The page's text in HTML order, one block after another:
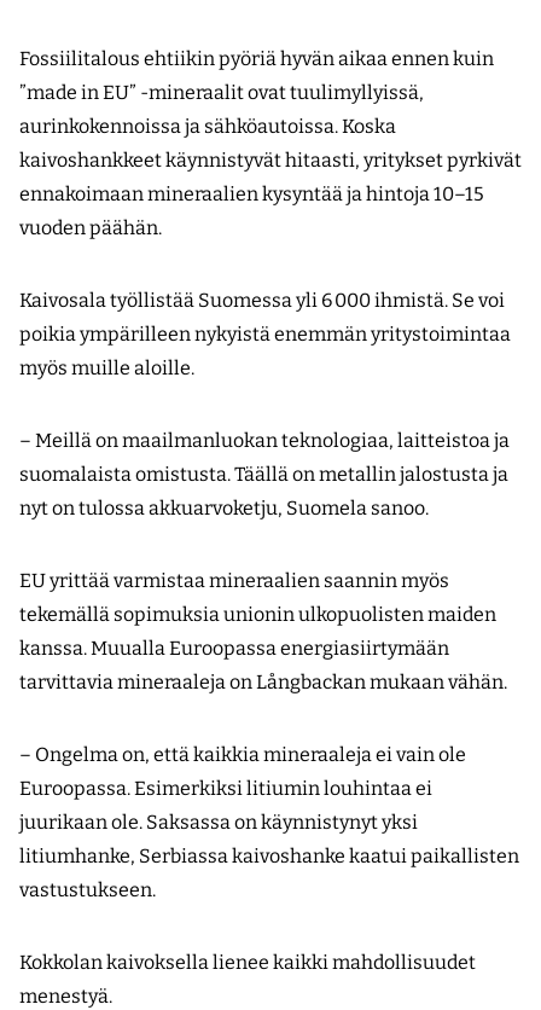
Fossiilitalous ehtiikin pyöriä hyvän aikaa ennen kuin
”made in EU” -mineraalit ovat tuulimyllyissä,
aurinkokennoissa ja sähköautoissa. Koska
kaivoshankkeet käynnistyvät hitaasti, yritykset pyrkivät
ennakoimaan mineraalien kysyntää ja hintoja 10–15
vuoden päähän.
Kaivosala työllistää Suomessa yli 6 000 ihmistä. Se voi
poikia ympärilleen nykyistä enemmän yritystoimintaa
myös muille aloille.
– Meillä on maailmanluokan teknologiaa, laitteistoa ja
suomalaista omistusta. Täällä on metallin jalostusta ja
nyt on tulossa akkuarvoketju, Suomela sanoo.
EU yrittää varmistaa mineraalien saannin myös
tekemällä sopimuksia unionin ulkopuolisten maiden
kanssa. Muualla Euroopassa energiasiirtymään
tarvittavia mineraaleja on Långbackan mukaan vähän.
– Ongelma on, että kaikkia mineraaleja ei vain ole
Euroopassa. Esimerkiksi litiumin louhintaa ei
juurikaan ole. Saksassa on käynnistynyt yksi
litiumhanke, Serbiassa kaivoshanke kaatui paikallisten
vastustukseen.
Kokkolan kaivoksella lienee kaikki mahdollisuudet
menestyä.